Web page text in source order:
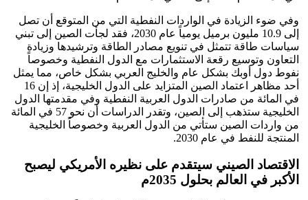
وفي ضوء الزيادة في الواردات النفطية التي من المتوقع أن تصل
إلى 10.9 مليون برميل يومياً عام 2030، فقد لجأت الصين إلى تبني
سياسات طاقة تتمثل في تنويع مصادر الطاقة وترشيدها وزيادة
التعاون وتوسيع رقعة الاستثمارات مع الدول النفطية وخصوصاً
نفوط دول أوبك بشكل عام والخليج العربي بشكل خاص، مما يمثل
أحد مظاهر اعتماد الصين المتزايد على الدول الخليجية، إذ إن 16
في المائة من صادرات الدول العربية النفطية وفي مقدمتها الدول
الخليجية ستذهب إلى الصين، وتقدر الدراسات أن نحو 57 في المائة
من واردات الصين ستأتي من الدول العربية وخصوصاً الخليجية
المنتجة للنفط في عام 2030.
الاقتصاد الصيني سيتقدم على نظيره الأمريكي ليصبح
الأكبر في العالم بحلول 2035م